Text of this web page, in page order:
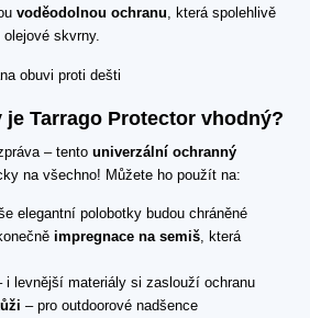
voděodolnou ochranu, která spolehlivě
skvrny.
je Tarrago Protector vhodný?
– tento univerzální ochranný
na všechno! Můžete ho použít na:
elegantní polobotky budou chráněné
impregnace na semiš , která
i levnější materiály si zaslouží ochranu
– pro outdoorové nadšence